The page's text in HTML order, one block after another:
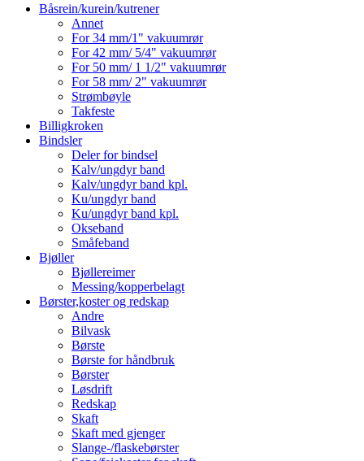
Båsrein/kurein/kutrener
Annet
For 34 mm/1" vakuumrør
For 42 mm/ 5/4" vakuumrør
For 50 mm/ 1 1/2" vakuumrør
For 58 mm/ 2" vakuumrør
Strømbøyle
Takfeste
Billigkroken
Bindsler
Deler for bindsel
Kalv/ungdyr band
Kalv/ungdyr band kpl.
Ku/ungdyr band
Ku/ungdyr band kpl.
Okseband
Småfeband
Bjøller
Bjøllereimer
Messing/kopperbelagt
Børster,koster og redskap
Andre
Bilvask
Børste
Børste for håndbruk
Børster
Løsdrift
Redskap
Skaft
Skaft med gjenger
Slange-/flaskebørster